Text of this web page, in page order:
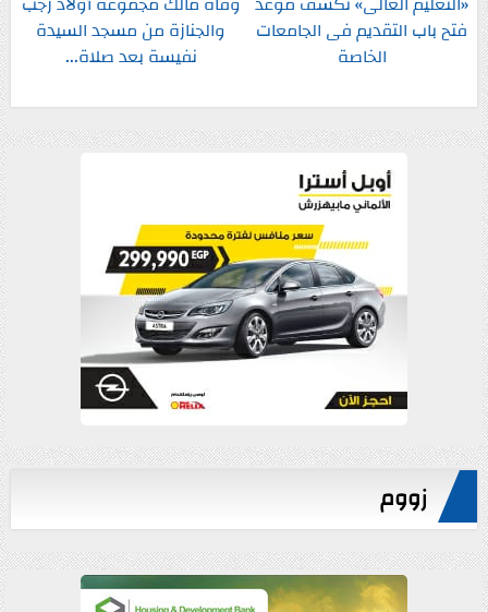
فتح باب التقديم فى الجامعات
الخاصة
والجنازة من مسجد السيدة
نفيسة بعد صلاة...
زووم